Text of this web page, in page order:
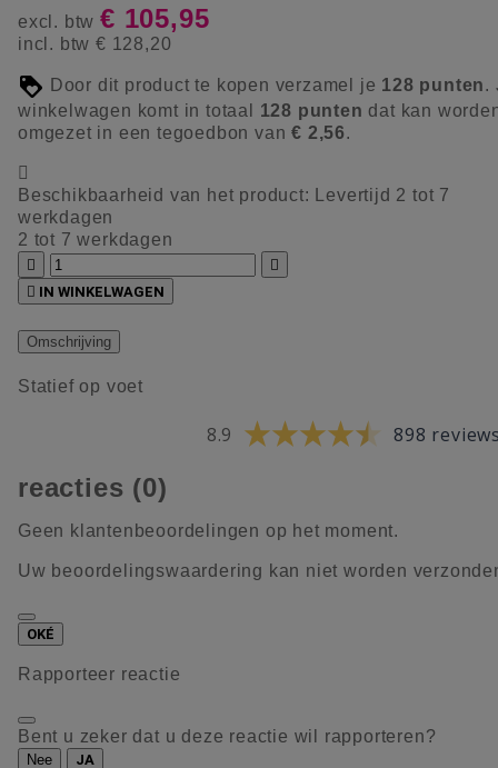
excl. btw € 105,95
incl. btw € 128,20
Door dit product te kopen verzamel je 128 punten.
winkelwagen komt in totaal 128 punten dat kan
omgezet in een tegoedbon van€ 2,56.

Beschikbaarheid van het product:
Levertijd 2 tot 7
werkdagen
2 tot 7 werkdagen


 IN WINKELWAGEN
Omschrijving
Statief op voet
8.9 898
reacties (0)
Geen klantenbeoordelingen op het moment.
Uw beoordelingswaardering kan niet worden
OKÉ
Rapporteer reactie
Bent u zeker dat u deze reactie wil rapporteren?
Nee JA